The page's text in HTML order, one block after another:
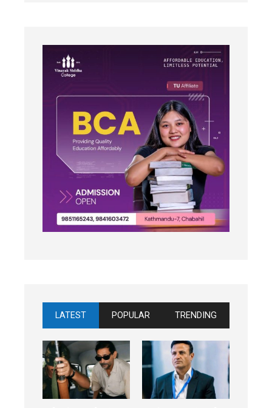
LATEST POPULAR TRENDING